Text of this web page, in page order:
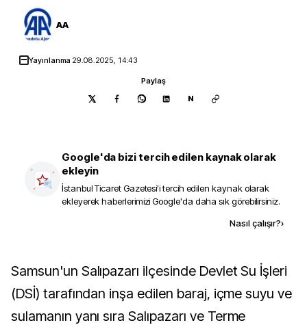
AA
Yayınlanma 29.08.2025, 14:43
Paylaş
N
Google'da bizi tercih edilen kaynak olarak
ekleyin
İstanbul Ticaret Gazetesi'i tercih edilen kaynak olarak
ekleyerek haberlerimizi Google'da daha sık görebilirsiniz.
Nasıl çalışır?›
Samsun'un Salıpazarı ilçesinde Devlet Su İşleri
(DSİ) tarafından inşa edilen baraj, içme suyu ve
sulamanın yanı sıra Salıpazarı ve Terme